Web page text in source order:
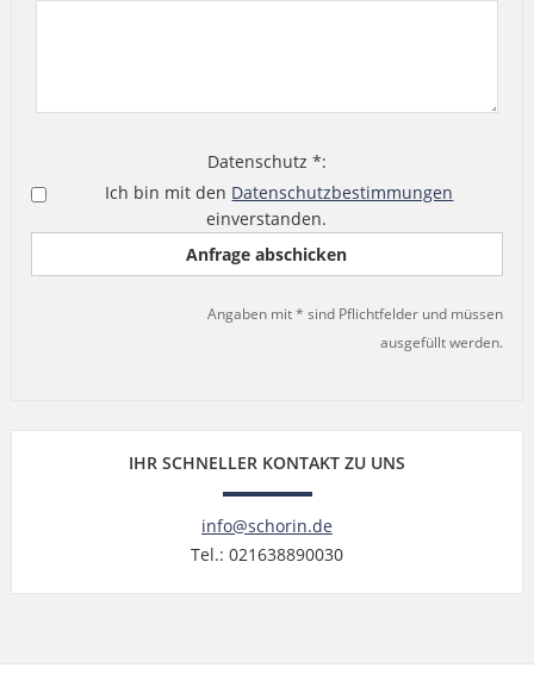
Datenschutz *:
Ich bin mit den Datenschutzbestimmungen
einverstanden.
Angaben mit * sind Pflichtfelder und müssen
ausgefüllt werden.
IHR SCHNELLER KONTAKT ZU UNS
info@schorin.de
Tel.: 021638890030